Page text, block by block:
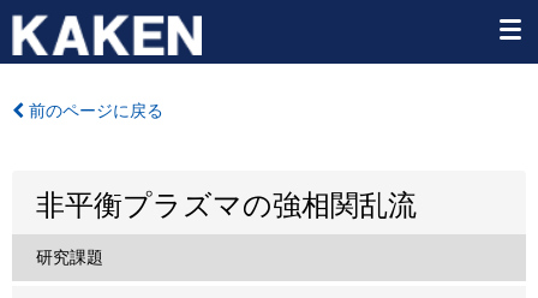
前のページに戻る
非平衡プラズマの強相関乱流
研究課題